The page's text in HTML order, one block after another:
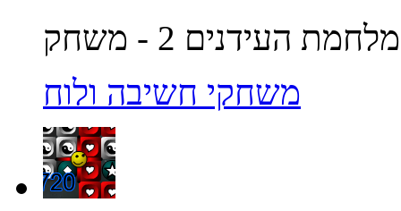
משחקי חשיבה ולוח